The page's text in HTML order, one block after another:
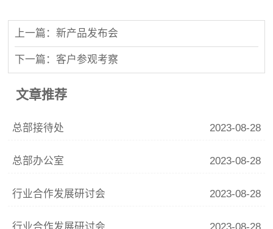
上一篇：新产品发布会
下一篇：客户参观考察
文章推荐
总部接待处 2023-08-28
总部办公室 2023-08-28
行业合作发展研讨会 2023-08-28